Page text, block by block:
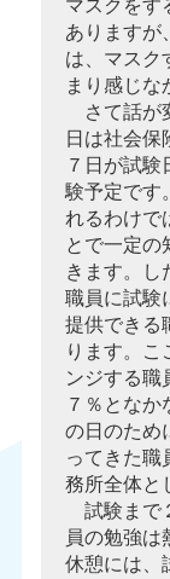
マスクをす
ありますが
は、マスク
まり感じな
さて話が
日は社会保
７日が試
験予定です
れるわけで
とで一定の
きます。し
職員に試験
提供できる
ります。こ
ンジする職
７％となか
の日のため
ってきた職
務所全体と
試験まで
員の勉強は
休憩には、